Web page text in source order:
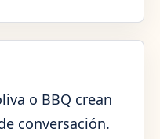
o BBQ crean
conversación.